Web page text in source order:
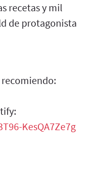
recetas y mil
de protagonista
KesQA7Ze7g